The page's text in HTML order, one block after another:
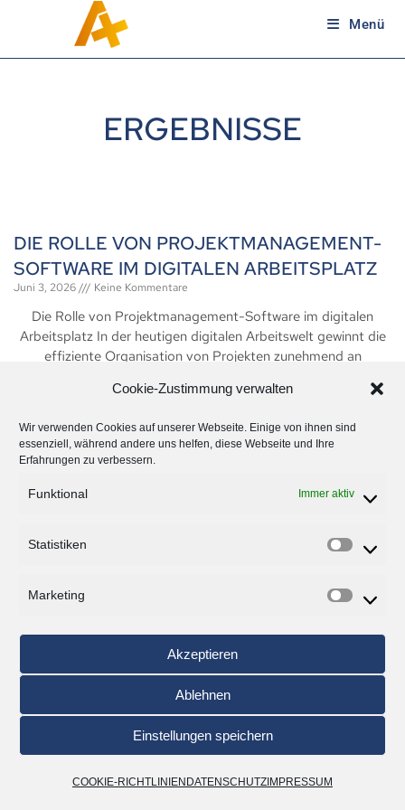
Cookie-Zustimmung verwalten
Wir verwenden Cookies auf unserer Webseite. Einige von ihnen sind
essenziell, während andere uns helfen, diese Webseite und Ihre
Erfahrungen zu verbessern.
Funktional Immer aktiv
Statistiken
Marketing
Akzeptieren
Ablehnen
Einstellungen speichern
COOKIE-RICHTLINIEN DATENSCHUTZ IMPRESSUM
Menü
ERGEBNISSE
DIE ROLLE VON PROJEKTMANAGEMENT-
SOFTWARE IM DIGITALEN ARBEITSPLATZ
Juni 3, 2026 Keine Kommentare
Die Rolle von Projektmanagement-Software im digitalen
Arbeitsplatz In der heutigen digitalen Arbeitswelt gewinnt die
effiziente Organisation von Projekten zunehmend an